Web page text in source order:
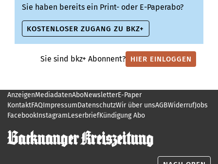
Sie haben bereits ein Print- oder E-Paperabo?
KOSTENLOSER ZUGANG ZU BKZ+
Sie sind bkz+ Abonnent? HIER EINLOGGEN
AnzeigenMediadatenAboNewsletterE-Paper
KontaktFAQImpressumDatenschutzWir über unsAGBWiderrufJobs
FacebookInstagramLeserbriefKündigung Abo